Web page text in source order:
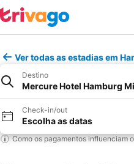
Ver todas as estadias em
Destino
Mercure Hotel Hamburg
Check-in/out
Escolha as datas
Como os pagamentos influenciam